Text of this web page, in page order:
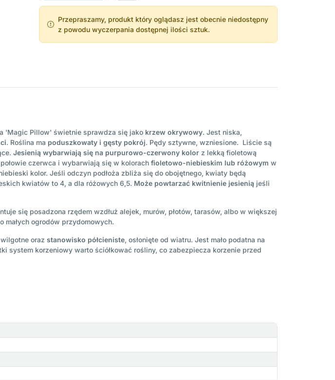
Przepraszamy, produkt który oglądasz jest obecnie niedostępny
z powodu wyczerpania dostępnej ilości sztuk.
'Magic Pillow' świetnie sprawdza się jako krzew okrywowy. Jest niska,
. Roślina ma poduszkowaty i gęsty pokrój. Pędy sztywne, wzniesione. Liście są
Jesienią wybarwiają się na purpurowo-czerwony kolor z lekką fioletową
czerwca i wybarwiają się w kolorach fioletowo-niebieskim lub różowym w
kolor. Jeśli odczyn podłoża zbliża się do obojętnego, kwiaty będą
kwiatów to 4, a dla różowych 6,5. Może powtarzać kwitnienie jesienią jeśli
się posadzona rzędem wzdłuż alejek, murów, płotów, tarasów, albo w większej
małych ogrodów przydomowych.
oraz stanowisko półcieniste, osłonięte od wiatru. Jest mało podatna na
system korzeniowy warto ściółkować rośliny, co zabezpiecza korzenie przed